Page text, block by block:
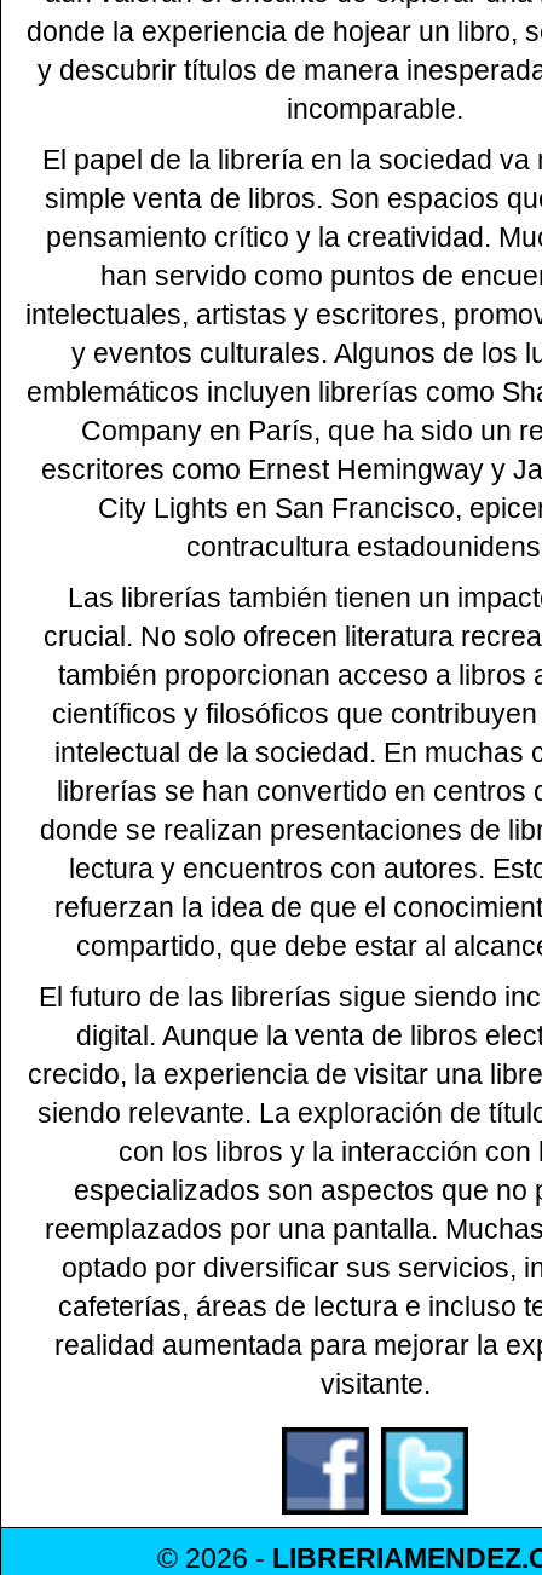
donde la experiencia de hojear un libro,
y descubrir títulos de manera
incomparable.
El papel de la librería en la sociedad va
simple venta de libros. Son espacios
pensamiento crítico y la creatividad.
han servido como puntos de
intelectuales, artistas y escritores,
y eventos culturales. Algunos de los
emblemáticos incluyen librerías como
Company en París, que ha sido un
escritores como Ernest Hemingway y
City Lights en San Francisco,
contracultura
Las librerías también tienen un
crucial. No solo ofrecen literatura
también proporcionan acceso a libros
científicos y filosóficos que
intelectual de la sociedad. En muchas
librerías se han convertido en centros
donde se realizan presentaciones de
lectura y encuentros con autores.
refuerzan la idea de que el
compartido, que debe estar al
El futuro de las librerías sigue siendo
digital. Aunque la venta de libros
crecido, la experiencia de visitar una
siendo relevante. La exploración de
con los libros y la interacción con
especializados son aspectos que no
reemplazados por una pantalla.
optado por diversificar sus servicios,
cafeterías, áreas de lectura e incluso
realidad aumentada para mejorar la
visitante.
© 2026 -